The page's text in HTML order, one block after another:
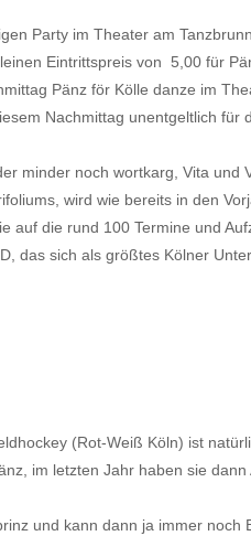
Party im Theater am
Eintrittspreis von  5,00 für
Pänz för Kölle danze im
Nachmittag unentgeltlich für
minder noch wortkarg, Vita und
wird wie bereits in den
auf die rund 100 Termine und
das sich als größtes Kölner
(Rot-Weiß Köln) ist
im letzten Jahr haben sie
und kann dann ja immer noch